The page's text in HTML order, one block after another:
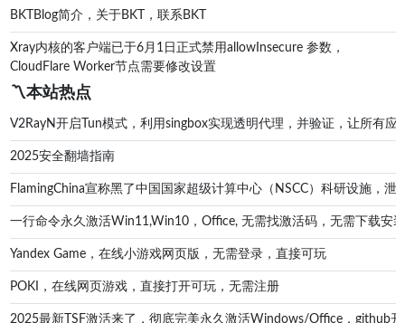
BKTBlog简介，关于BKT，联系BKT
Xray内核的客户端已于6月1日正式禁用allowInsecure 参数，
CloudFlare Worker节点需要修改设置
〽️本站热点
V2RayN开启Tun模式，利用singbox实现透明代理，并验证，让所有
2025安全翻墙指南
FlamingChina宣称黑了中国国家超级计算中心（NSCC）科研设施，
一行命令永久激活Win11,Win10，Office, 无需找激活码，无需下载安
Yandex Game，在线小游戏网页版，无需登录，直接可玩
POKI，在线网页游戏，直接打开可玩，无需注册
2025最新TSF激活来了，彻底完美永久激活Windows/Office，github